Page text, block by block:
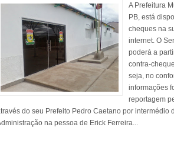
A Prefeitura
PB, está
cheques na
internet. O
poderá a
contra-
seja, no
informações
reportagem
do seu Prefeito Pedro Caetano por intermédio
na pessoa de Erick Ferreira...